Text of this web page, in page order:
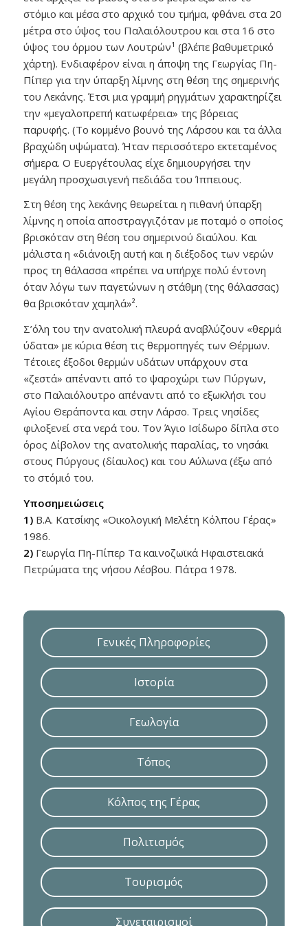
στόμιο και μέσα στο αρχικό του τμήμα, φθάνει στα 20
μέτρα στο ύψος του Παλαιόλουτρου και στα 16 στο
ύψος του όρμου των Λουτρών¹ (βλέπε βαθυμετρικό
χάρτη). Ενδιαφέρον είναι η άποψη της Γεωργίας Πη-
Πίπερ για την ύπαρξη λίμνης στη θέση της σημερινής
του Λεκάνης. Έτσι μια γραμμή ρηγμάτων χαρακτηρίζει
την «μεγαλοπρεπή κατωφέρεια» της βόρειας
παρυφής. (Το κομμένο βουνό της Λάρσου και τα άλλα
βραχώδη υψώματα). Ήταν περισσότερο εκτεταμένος
σήμερα. Ο Ευεργέτουλας είχε δημιουργήσει την
μεγάλη προσχωσιγενή πεδιάδα του Ίππειους.
Στη θέση της λεκάνης θεωρείται η πιθανή ύπαρξη
λίμνης η οποία αποστραγγιζόταν με ποταμό ο οποίος
βρισκόταν στη θέση του σημερινού διαύλου. Και
μάλιστα η «διάνοιξη αυτή και η διέξοδος των νερών
προς τη θάλασσα «πρέπει να υπήρχε πολύ έντονη
όταν λόγω των παγετώνων η στάθμη (της θάλασσας)
θα βρισκόταν χαμηλά»².
Σ’όλη του την ανατολική πλευρά αναβλύζουν «θερμά
ύδατα» με κύρια θέση τις θερμοπηγές των Θέρμων.
Τέτοιες έξοδοι θερμών υδάτων υπάρχουν στα
«ζεστά» απέναντι από το ψαροχώρι των Πύργων,
στο Παλαιόλουτρο απέναντι από το εξωκλήσι του
Αγίου Θεράποντα και στην Λάρσο. Τρεις νησίδες
φιλοξενεί στα νερά του. Τον Άγιο Ισίδωρο δίπλα στο
όρος Δίβολον της ανατολικής παραλίας, το νησάκι
στους Πύργους (δίαυλος) και του Αύλωνα (έξω από
το στόμιό του.
Υποσημειώσεις
1)Β.Α. Κατσίκης «Οικολογική Μελέτη Κόλπου Γέρας»
1986.
2)Γεωργία Πη-Πίπερ Τα καινοζωϊκά Ηφαιστειακά
Πετρώματα της νήσου Λέσβου. Πάτρα 1978.
Γενικές Πληροφορίες
Ιστορία
Γεωλογία
Τόπος
Κόλπος της Γέρας
Πολιτισμός
Τουρισμός
Συνεταιρισμοί